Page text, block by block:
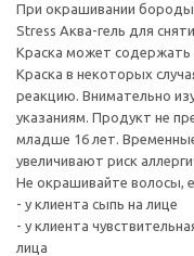
При окрашивании бороды
Stress Аква-гель для
Краска может
Краска в некоторых
реакцию. Внимательно
указаниям. Продукт не
младше 16 лет.
увеличивают риск
Не окрашивайте волосы,
- у клиента сыпь на лице
- у клиента
лица